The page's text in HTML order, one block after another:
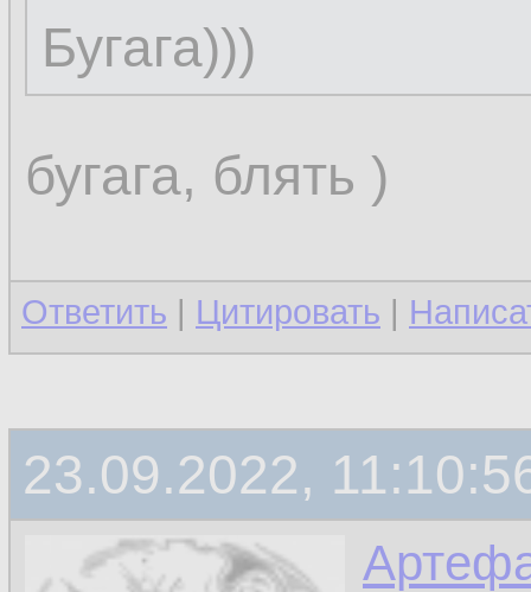
Бугага)))
бугага, блять )
Ответить | Цитировать |
23.09.2022,